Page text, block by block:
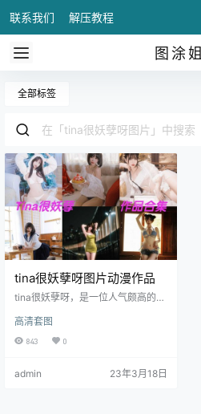
联系我们 解压教程
图涂姐
全部标签
tina很妖孽呀图片动漫作品
tina很妖孽呀，是一位人气颇高的co
数17万。她虽然年龄并不大，但是
在cos圈子也是很有资历的人。在co
得很多coser学.
高清套图
843 0
admin 23年3月18日